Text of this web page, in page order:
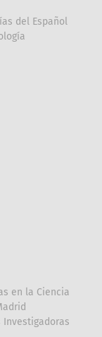
del Español
en la Ciencia
Investigadoras